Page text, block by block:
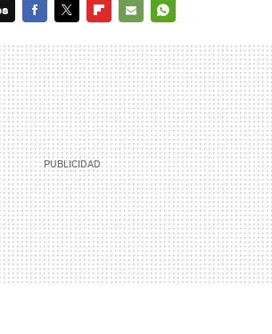
MAIL